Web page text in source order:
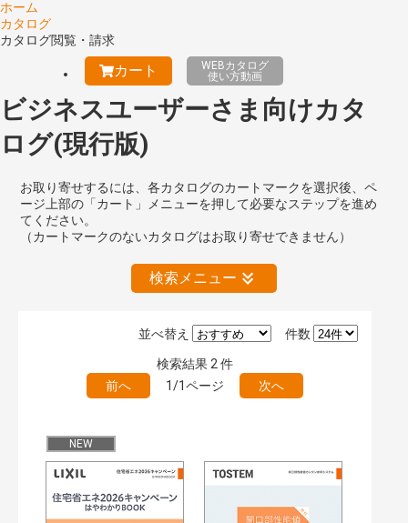
ホーム
カタログ
カタログ閲覧・請求
カート
WEBカタログ
使い方動画
ビジネスユーザーさま向けカタ
ログ(現行版)
お取り寄せするには、各カタログのカートマークを選択後、ペ
ージ上部の「カート」メニューを押して必要なステップを進め
てください。
（カートマークのないカタログはお取り寄せできません）
検索メニュー
絞り込みの解除
現行版
キーワード検索（あいまい）
件数
並べ替え
検索結果 2 件
前へ
1/1ページ 次へ
NEW